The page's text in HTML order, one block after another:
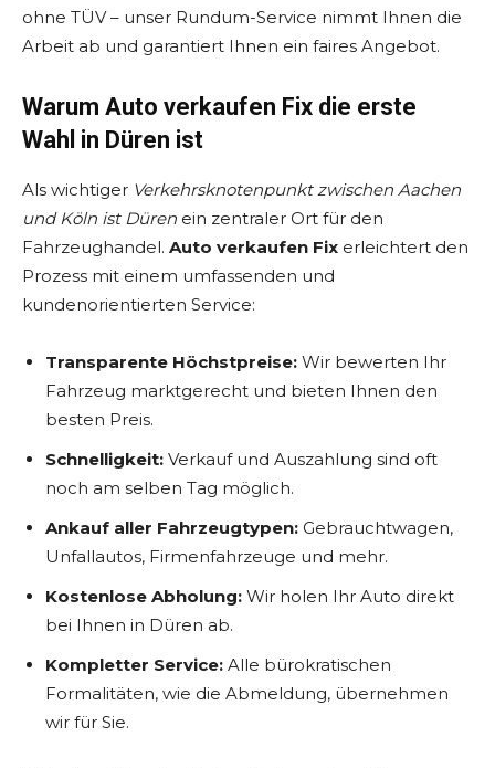
ohne TÜV – unser Rundum-Service nimmt Ihnen die
Arbeit ab und garantiert Ihnen ein faires Angebot.
Warum Auto verkaufen Fix die erste
Wahl in Düren ist
Als wichtiger Verkehrsknotenpunkt zwischen Aachen
und Köln ist Düren ein zentraler Ort für den
Fahrzeughandel. Auto verkaufen Fix erleichtert den
Prozess mit einem umfassenden und
kundenorientierten Service:
Transparente Höchstpreise: Wir bewerten Ihr
Fahrzeug marktgerecht und bieten Ihnen den
besten Preis.
Schnelligkeit: Verkauf und Auszahlung sind oft
noch am selben Tag möglich.
Ankauf aller Fahrzeugtypen: Gebrauchtwagen,
Unfallautos, Firmenfahrzeuge und mehr.
Kostenlose Abholung: Wir holen Ihr Auto direkt
bei Ihnen in Düren ab.
Kompletter Service: Alle bürokratischen
Formalitäten, wie die Abmeldung, übernehmen
wir für Sie.